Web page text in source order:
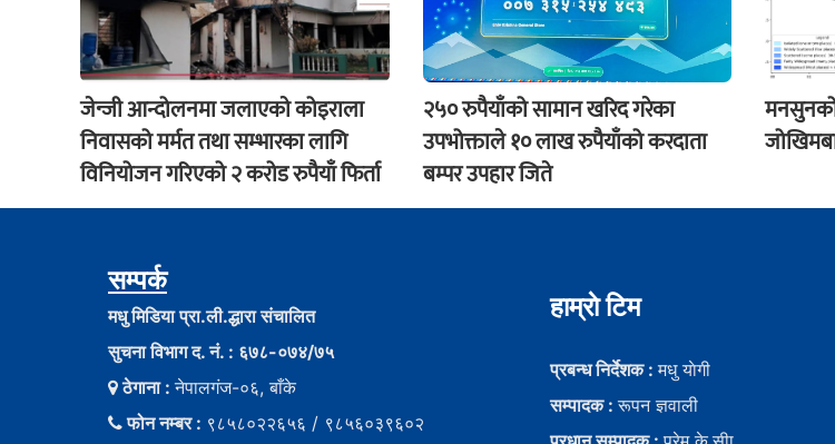
जेन्जी आन्दोलनमा जलाएकाे कोइराला
निवासको मर्मत तथा सम्भारका लागि
विनियोजन गरिएको २ करोड रुपैयाँ फिर्ता
२५० रुपैयाँको सामान खरिद गरेका
उपभोक्ताले १० लाख रुपैयाँको करदाता
बम्पर उपहार जिते
मनसुनको
सम्पर्क
मधु मिडिया प्रा.ली.द्धारा संचालित
सुचना विभाग द. नं. : ६७८-०७४/७५
ठेगाना :नेपालगंज-०६, बाँके
फोन नम्बर : ९८५८०२२६५६ / ९८५६०३९६०२
हाम्राे टिम
प्रबन्ध निर्देशक :मधु याेगी
सम्पादक :रूपन ज्ञवाली